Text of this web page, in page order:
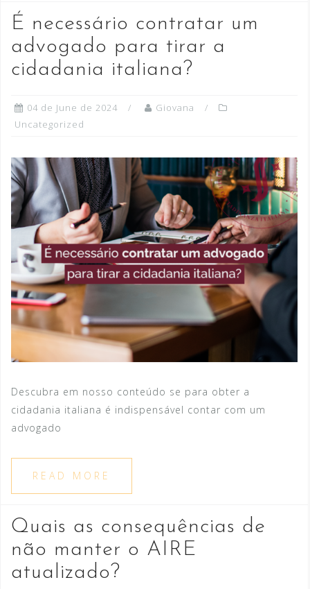
É necessário contratar um
advogado para tirar a
cidadania italiana?
04 de June de 2024
Giovana
Uncategorized
Descubra em nosso conteúdo se para obter a
cidadania italiana é indispensável contar com um
advogado
READ MORE
Quais as consequências de
não manter o AIRE
atualizado?